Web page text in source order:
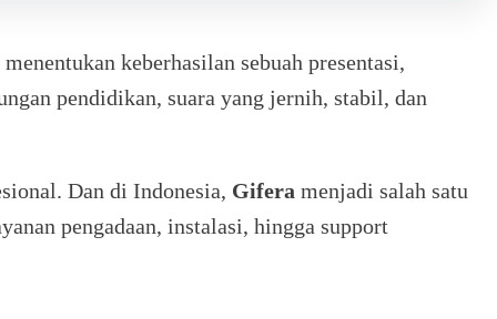
keberhasilan sebuah presentasi,
pendidikan, suara yang jernih, stabil, dan
Dan di Indonesia, Gifera menjadi salah satu
pengadaan, instalasi, hingga support